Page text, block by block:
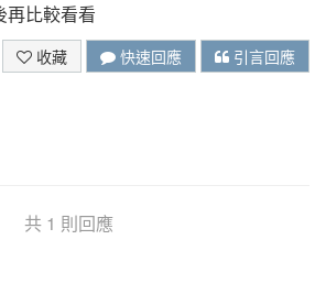
再比較看看
收藏 快速回應 引言回應
共 1 則回應